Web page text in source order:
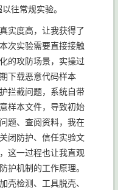
往常规实验。
实度高，让我获得了
次实验需要直接接触
的攻防场景，实操过
下载恶意代码样本
拦截问题，系统自带
样本文件，导致初始
题、查阅资料，我在
闭防护、信任实验文
这一过程也让我直观
护机制的工作原理。
壳检测、工具脱壳、